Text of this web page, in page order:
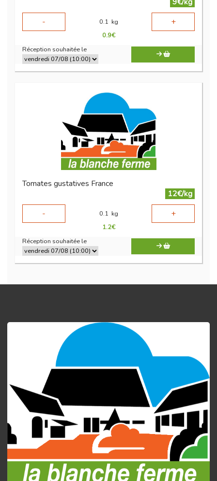
-
0.1 kg +
0.9€
Réception souhaitée le
Tomates gustatives France
12€/kg
-
0.1 kg +
1.2€
Réception souhaitée le